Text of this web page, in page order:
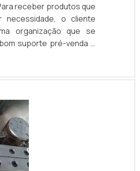
receber produtos que
necessidade, o cliente
organização que se
suporte pré-venda e
no ramo.Quando o
extrusora, com os
Astrotec o cliente
WhatsApp.MAIS
MOLDE DE MAQUINA
canaliza sua energia
com escritório de
são realizadas as
constante em